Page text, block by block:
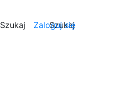
Szukaj
Szukaj Zaloguj się